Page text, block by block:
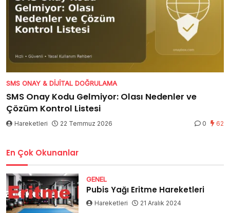
SMS ONAY & DIJITAL DOĞRULAMA
SMS Onay Kodu Gelmiyor: Olası Nedenler ve
Çözüm Kontrol Listesi
Hareketleri 22 Temmuz 2026 0 62
En Çok Okunanlar
GENEL
Pubis Yağı Eritme Hareketleri
Hareketleri 21 Aralık 2024